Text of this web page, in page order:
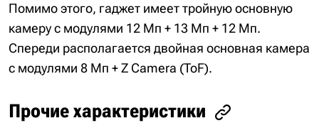
Помимо этого, гаджет имеет тройную основную
камеру с модулями 12 Мп + 13 Мп + 12 Мп.
Спереди располагается двойная основная камера
с модулями 8 Мп + Z Camera (ToF).
Прочие характеристики